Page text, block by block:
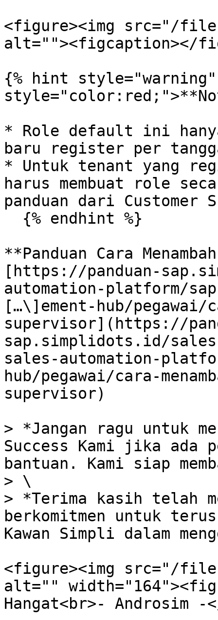
<figure><img src="/files/
alt=""><figcaption></
{% hint style="warning"
* Role default ini
baru register per
* Untuk tenant yang
harus membuat role
panduan dari Customer
**Panduan Cara
[https://panduan-
automation-platform/
[…\]ement-hub/pegawai/
supervisor](https://
sap.simplidots.id/
sales-automation-
hub/pegawai/cara-
supervisor)
> *Jangan ragu untuk
Success Kami jika ada
bantuan. Kami siap
> \
> *Terima kasih telah
berkomitmen untuk
Kawan Simpli dalam
<figure><img src="/files/
alt=""